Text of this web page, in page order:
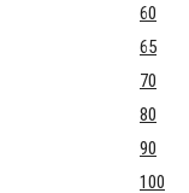
60
65
70
80
90
100